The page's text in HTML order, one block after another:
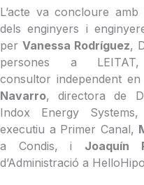
L’acte va concloure
dels enginyers i
per Vanessa Rodríguez,
persones a
consultor independent
Navarro, directora de
Indox Energy Systems,
executiu a Primer Canal,
a Condis, i Joaquín
d’Administració a